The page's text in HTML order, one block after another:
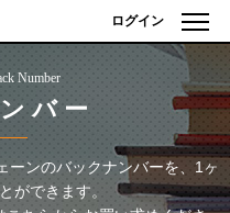
ログイン
Number
バー
ーンのバックナンバーを、1ヶ
ができます。